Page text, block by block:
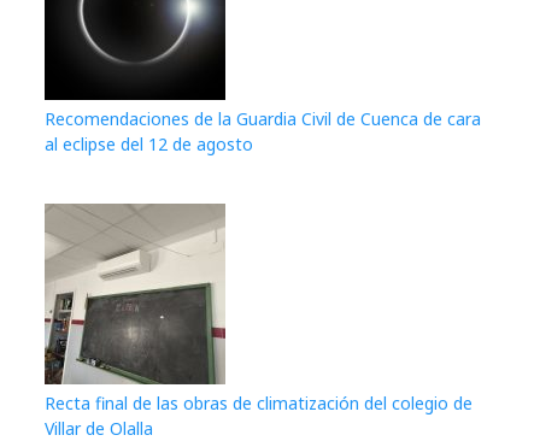
Recomendaciones de la Guardia Civil de Cuenca de cara
al eclipse del 12 de agosto
Recta final de las obras de climatización del colegio de
Villar de Olalla